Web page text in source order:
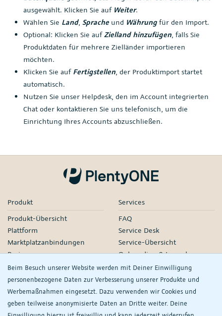
Beim Besuch unserer Website werden mit Deiner Einwilligung
personenbezogene Daten zur Verbesserung unserer Produkte und
Werbemaßnahmen eingesetzt. Dazu verwenden wir Cookies und
geben teilweise anonymisierte Daten an Dritte weiter. Deine
ausgewählt. Klicken Sie auf Weiter.
Wählen Sie Land, Spracheund Währung für den Import.
Optional: Klicken Sie aufZielland hinzufügen, falls Sie
Produktdaten für mehrere Zielländer importieren
möchten.
Klicken Sie auf Fertigstellen, der Produktimport startet
automatisch.
Nutzen Sie unser Helpdesk, den im Account integrierten
Chat oder kontaktieren Sie uns telefonisch, um die
Einrichtung Ihres Accounts abzuschließen.
Produkt
Produkt-Übersicht
Plattform
Marktplatzanbindungen
Preise
Services
FAQ
Service Desk
Service-Übersicht
Onboarding & Launch
Services
Managed Services
Partner-Netzwerk
Webinare